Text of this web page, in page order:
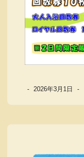
- 2026年3月1日 -